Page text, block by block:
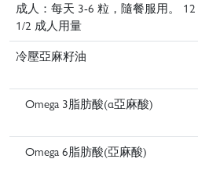
成人：每天 3-6 粒，隨餐服用。 12
1/2 成人用量
冷壓亞麻籽油
Omega 3脂肪酸(α亞麻酸)
Omega 6脂肪酸(亞麻酸)